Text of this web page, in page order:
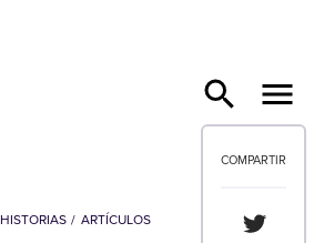
COMPARTIR
HISTORIAS ARTÍCULOS